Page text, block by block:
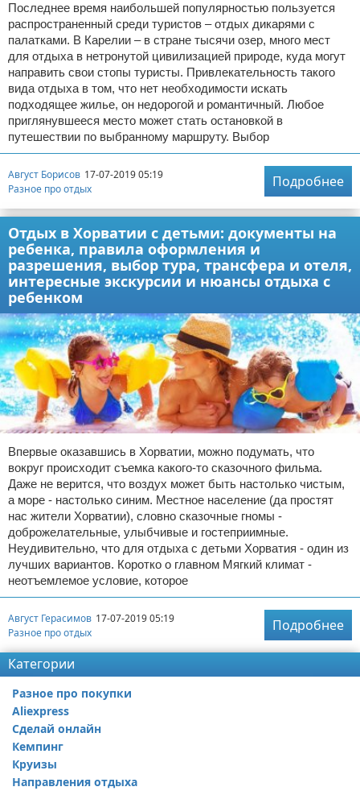
Последнее время наибольшей популярностью пользуется
распространенный среди туристов – отдых дикарями с
палатками. В Карелии – в стране тысячи озер, много мест
для отдыха в нетронутой цивилизацией природе, куда могут
направить свои стопы туристы. Привлекательность такого
вида отдыха в том, что нет необходимости искать
подходящее жилье, он недорогой и романтичный. Любое
приглянувшееся место может стать остановкой в
путешествии по выбранному маршруту. Выбор
Август Борисов 17-07-2019 05:19
Разное про отдых
Подробнее
Отдых в Хорватии с детьми: документы на
ребенка, правила оформления и
разрешения, выбор тура, трансфера и отеля,
интересные экскурсии и нюансы отдыха с
ребенком
Впервые оказавшись в Хорватии, можно подумать, что
вокруг происходит съемка какого-то сказочного фильма.
Даже не верится, что воздух может быть настолько чистым,
а море - настолько синим. Местное население (да простят
нас жители Хорватии), словно сказочные гномы -
доброжелательные, улыбчивые и гостеприимные.
Неудивительно, что для отдыха с детьми Хорватия - один из
лучших вариантов. Коротко о главном Мягкий климат -
неотъемлемое условие, которое
Август Герасимов 17-07-2019 05:19
Разное про отдых
Подробнее
Категории
Разное про покупки
Aliexpress
Сделай онлайн
Кемпинг
Круизы
Направления отдыха